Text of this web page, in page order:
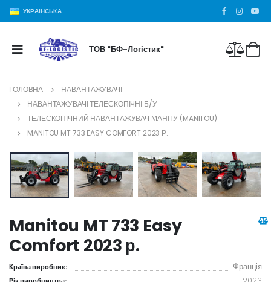
УКРАЇНСЬКА
ТОВ "БФ-Логістик"
ГОЛОВНА
НАВАНТАЖУВАЧІ
НАВАНТАЖУВАЧІ ТЕЛЕСКОПІЧНІ Б/У
ТЕЛЕСКОПІЧНИЙ НАВАНТАЖУВАЧ МАНІТУ (MANITOU)
MANITOU MT 733 EASY COMFORT 2023 Р.
Manitou MT 733 Easy
Comfort 2023 р.
Країна виробник: Франція